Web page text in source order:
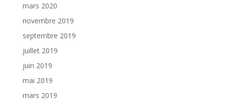
mars 2020
novembre 2019
septembre 2019
juillet 2019
juin 2019
mai 2019
mars 2019